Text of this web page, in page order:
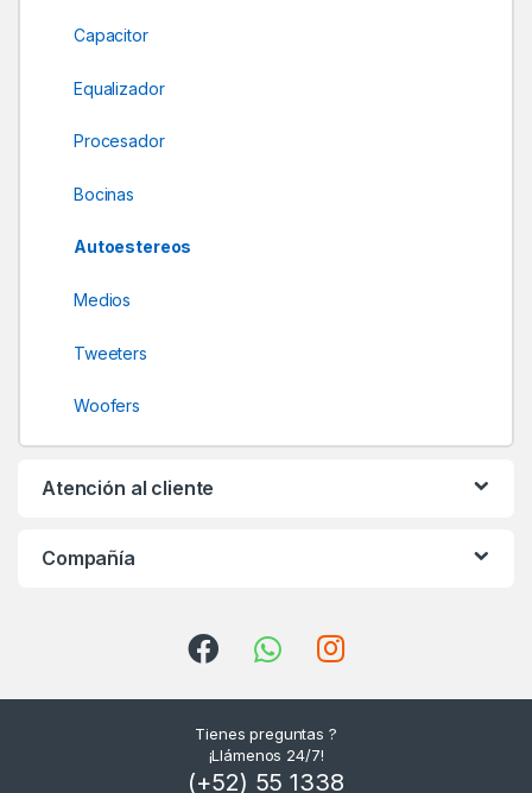
Capacitor
Equalizador
Procesador
Bocinas
Autoestereos
Medios
Tweeters
Woofers
Atención al cliente
Compañía
Tienes preguntas ?
¡Llámenos 24/7!
(+52) 55 1338